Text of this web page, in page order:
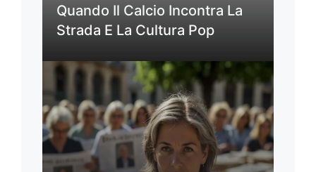
Quando Il Calcio Incontra La
Strada E La Cultura Pop